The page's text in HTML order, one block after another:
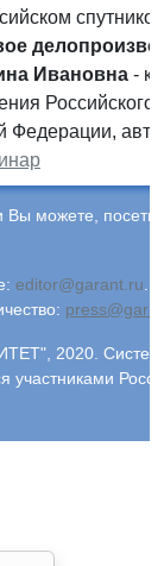
Ивановна -
Вы можете,
editor@garant.ru
2020. Система